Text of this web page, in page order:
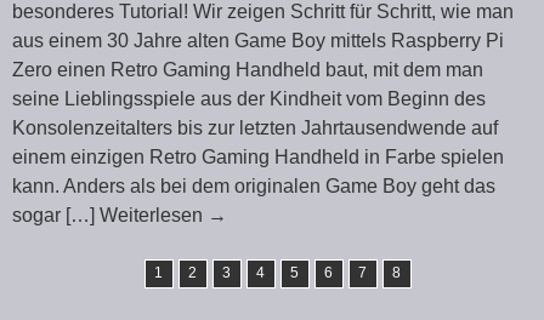
besonderes Tutorial! Wir zeigen Schritt für Schritt, wie man
aus einem 30 Jahre alten Game Boy mittels Raspberry Pi
Zero einen Retro Gaming Handheld baut, mit dem man
seine Lieblingsspiele aus der Kindheit vom Beginn des
Konsolenzeitalters bis zur letzten Jahrtausendwende auf
einem einzigen Retro Gaming Handheld in Farbe spielen
kann. Anders als bei dem originalen Game Boy geht das
sogar […] Weiterlesen →
1 2 3 4 5 6 7 8